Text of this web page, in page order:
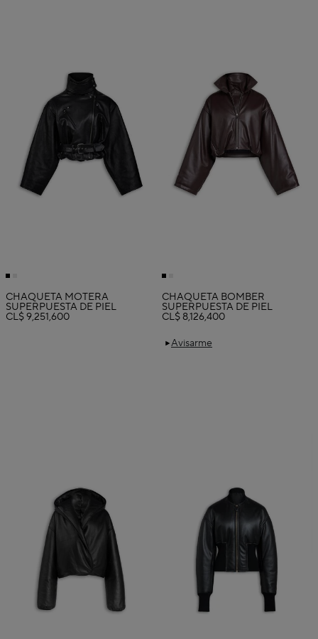
CHAQUETA MOTERA
SUPERPUESTA DE PIEL
CL$ 9,251,600
Avisarme
CHAQUETA BOMBER
SUPERPUESTA DE PIEL
CL$ 8,126,400